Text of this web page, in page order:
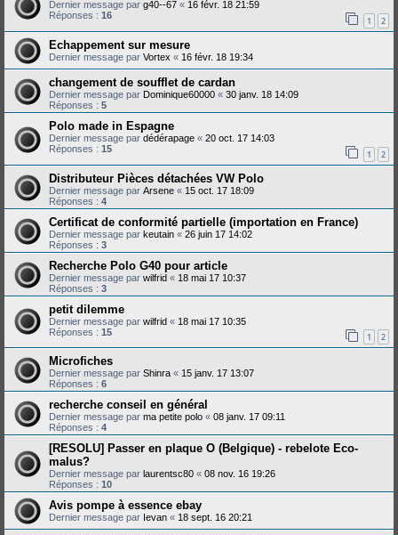
Dernier message par g40--67 « 16 févr. 18 21:59
Réponses : 16 1 2
Echappement sur mesure
Dernier message par Vortex « 16 févr. 18 19:34
changement de soufflet de cardan
Dernier message par Dominique60000 « 30 janv. 18 14:09
Réponses : 5
Polo made in Espagne
Dernier message par dédérapage « 20 oct. 17 14:03
Réponses : 15 1 2
Distributeur Pièces détachées VW Polo
Dernier message par Arsene « 15 oct. 17 18:09
Réponses : 4
Certificat de conformité partielle (importation en France)
Dernier message par keutain « 26 juin 17 14:02
Réponses : 3
Recherche Polo G40 pour article
Dernier message par wilfrid « 18 mai 17 10:37
Réponses : 3
petit dilemme
Dernier message par wilfrid « 18 mai 17 10:35
Réponses : 15 1 2
Microfiches
Dernier message par Shinra « 15 janv. 17 13:07
Réponses : 6
recherche conseil en général
Dernier message par ma petite polo « 08 janv. 17 09:11
Réponses : 4
[RESOLU] Passer en plaque O (Belgique) - rebelote Eco-
malus?
Dernier message par laurentsc80 « 08 nov. 16 19:26
Réponses : 10
Avis pompe à essence ebay
Dernier message par Ievan « 18 sept. 16 20:21